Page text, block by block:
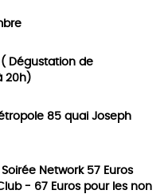
( Dégustation de
20h)
85 quai Joseph
Soirée Network 57 Euros
- 67 Euros pour les non